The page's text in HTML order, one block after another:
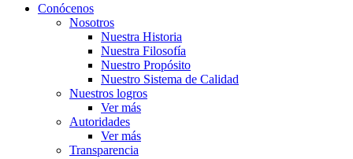
search
Menu
Conócenos
Nosotros
Nuestra Historia
Nuestra Filosofía
Nuestro Propósito
Nuestro Sistema de Calidad
Nuestros logros
Ver más
Autoridades
Ver más
Transparencia